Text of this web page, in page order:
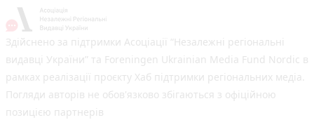
Здійснено за підтримки Асоціації “Незалежні регіональні
видавці України” та Foreningen Ukrainian Media Fund Nordic в
рамках реалізації проєкту Хаб підтримки регіональних медіа.
Погляди авторів не обов'язково збігаються з офіційною
позицією партнерів